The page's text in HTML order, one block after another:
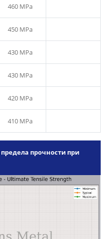
460 MPa
450 MPa
430 MPa
430 MPa
420 MPa
410 MPa
прочности при